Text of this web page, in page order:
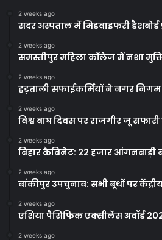
2 weeks ago
सदर अस्पताल में मिडवाइफरी डैशबोर्ड
2 weeks ago
समस्तीपुर महिला कॉलेज में नशा
2 weeks ago
हड़ताली सफाईकर्मियों ने नगर निगम
2 weeks ago
विश्व बाघ दिवस पर राजगीर जू
2 weeks ago
बिहार कैबिनेट: 22 हजार आंगनबाड़ी
2 weeks ago
बांकीपुर उपचुनाव: सभी बूथों पर
2 weeks ago
एशिया पैसिफिक एक्सीलेंस अवॉर्ड
2 weeks ago